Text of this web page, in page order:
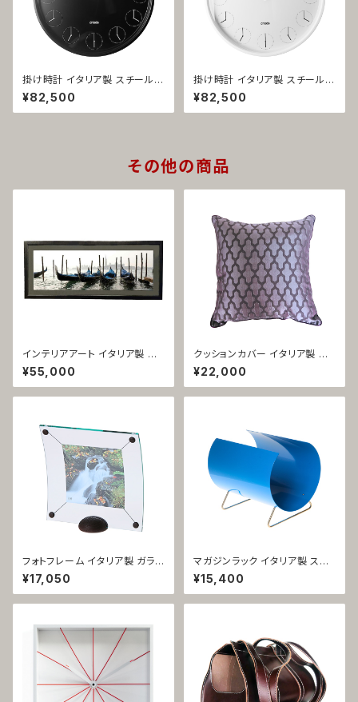
掛け時計 イタリア製 スチール製
ブラック クロックinクロック 12
98
¥82,500
掛け時計 イタリア製 スチール製
ホワイト クロックinクロック 12
97
¥82,500
その他の商品
インテリアアート イタリア製 フ
ォト額装 ヨーロッパ風 ベネチア
風景 1426
¥55,000
クッションカバー イタリア製 ジ
ャガード織 パープル ペラン 142
2
¥22,000
フォトフレーム イタリア製 ガラス
コール・ラージ 1010
¥17,050
マガジンラック イタリア製 スチ
¥15,400